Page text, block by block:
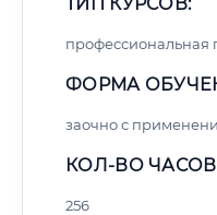
профессиональная
ФОРМА
заочно с
КОЛ-ВО
256